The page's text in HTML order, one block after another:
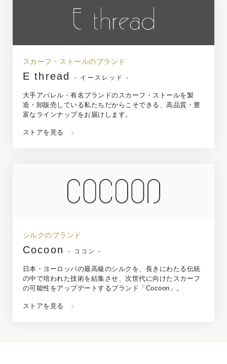
スカーフ・ストールのブランド
E thread - イースレッド -
大手アパレル・有名ブランドのスカーフ・ストールを製
造・卸販売している私たちだからこそできる、高品質・豊
富なラインナップをお届けします。
ストアを見る
シルクのブランド
Cocoon- ココン -
日本・ヨーロッパの最高級のシルクを、長きにわたる伝統
の中で培われた技術を結集させ、次世代に向けたスカーフ
の可能性をアップデートするブランド「Cocoon」。
ストアを見る